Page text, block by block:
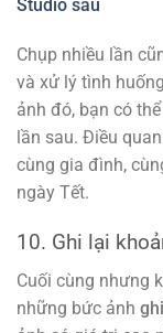
Studio sau
Chụp nhiều lần
và xử lý tình
ảnh đó, bạn có
lần sau. Điều
cùng gia đình,
ngày Tết.
10. Ghi lại
Cuối cùng nhưng
những bức ảnh